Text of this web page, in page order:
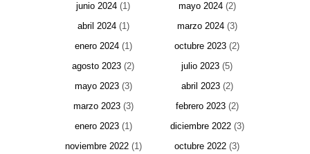
junio 2024 (1) mayo 2024(2)
abril 2024(1) marzo 2024(3)
enero 2024(1) octubre 2023 (2)
agosto 2023 (2) julio 2023 (5)
mayo 2023(3) abril 2023(2)
marzo 2023(3) febrero 2023(2)
enero 2023(1) diciembre 2022(3)
noviembre 2022(1) octubre 2022 (3)